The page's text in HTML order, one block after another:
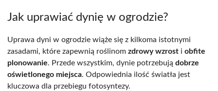
Jak uprawiać dynię w ogrodzie?
Uprawa dyni w ogrodzie wiąże się z kilkoma istotnymi
zasadami, które zapewnią roślinom zdrowy wzrost i obfite
plonowanie. Przede wszystkim, dynie potrzebują dobrze
oświetlonego miejsca. Odpowiednia ilość światła jest
kluczowa dla przebiegu fotosyntezy.